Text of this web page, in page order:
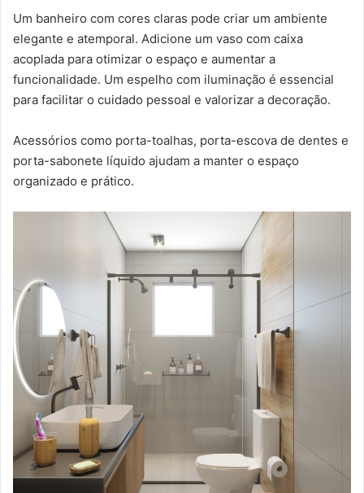
Um banheiro com cores claras pode criar um ambiente
elegante e atemporal. Adicione um vaso com caixa
acoplada para otimizar o espaço e aumentar a
funcionalidade. Um espelho com iluminação é essencial
para facilitar o cuidado pessoal e valorizar a decoração.
Acessórios como porta-toalhas, porta-escova de dentes e
porta-sabonete líquido ajudam a manter o espaço
organizado e prático.